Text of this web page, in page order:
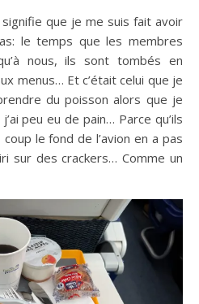
signifie que je me suis fait avoir
le temps que les membres
nous, ils sont tombés en
menus… Et c’était celui que je
du poisson alors que je
peu eu de pain… Parce qu’ils
le fond de l’avion en a pas
sur des crackers… Comme un